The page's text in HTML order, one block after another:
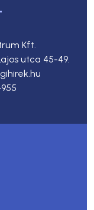
Kft.
utca 45-49.